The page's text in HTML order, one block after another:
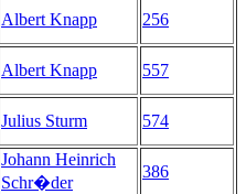
Albert Knapp 256
Albert Knapp 557
Julius Sturm 574
Johann Heinrich
Schr�der
386